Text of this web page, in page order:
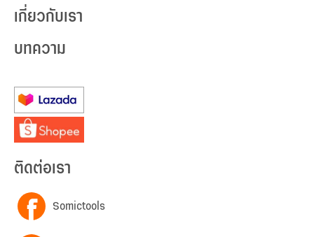
เกี่ยวกับเรา
บทความ
ติดต่อเรา
Somictools